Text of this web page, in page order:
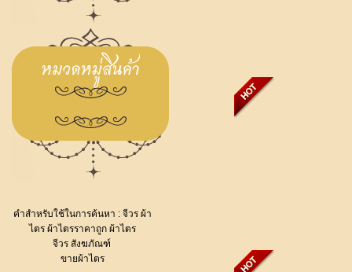
คำสำหรับใช้ในการค้นหา : จีวร ผ้า
ไตร ผ้าไตรราคาถูก ผ้าไตร
จีวร สังฆภัณฑ์
ขายผ้าไตร